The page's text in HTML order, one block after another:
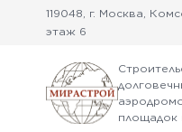
119048, г. Москва,
этаж 6
площадок